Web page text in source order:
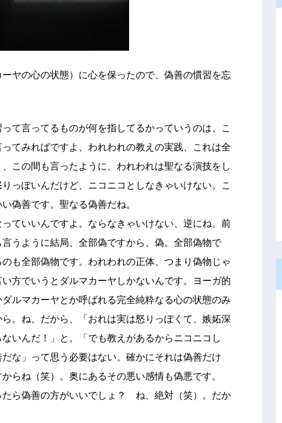
ヤの心の状態）に心を保ったので、偽善の慣習を忘
て言ってるものが何を指してるかっていうのは、こ
てみればですよ、われわれの教えの実践、これは全
この間も言ったように、われわれは聖なる演技をし
っぽいんだけど、ニコニコとしなきゃいけない。こ
偽善です。聖なる偽善だね。
ていいんですよ。ならなきゃいけない、逆にね。前
うように結局、全部偽ですから、偽。全部偽物で
も全部偽物です。われわれの正体、つまり偽物じゃ
方でいうとダルマカーヤしかないんです。ヨーガ的
ルマカーヤとか呼ばれる完全純粋なる心の状態のみ
。ね、だから、「おれは実は怒りっぽくて、嫉妬深
いんだ！」と。「でも教えがあるからニコニコし
な」って思う必要はない。確かにそれは偽善だけ
らね（笑）。奥にあるその悪い感情も偽悪です。
ら偽善の方がいいでしょ？ ね、絶対（笑）。だか